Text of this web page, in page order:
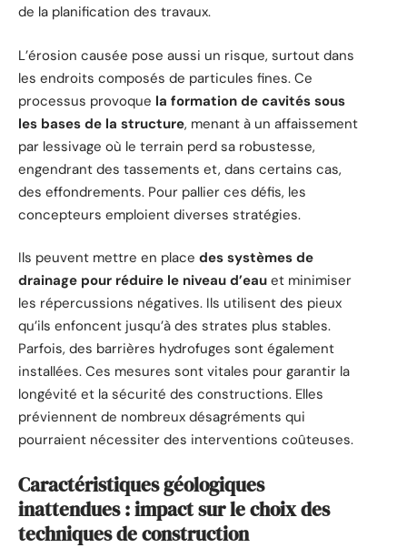
de la planification des travaux.
L’érosion causée pose aussi un risque, surtout dans
les endroits composés de particules fines. Ce
processus provoque la formation de cavités sous
les bases de la structure, menant à un affaissement
par lessivage où le terrain perd sa robustesse,
engendrant des tassements et, dans certains cas,
des effondrements. Pour pallier ces défis, les
concepteurs emploient diverses stratégies.
Ils peuvent mettre en place des systèmes de
drainage pour réduire le niveau d’eau et minimiser
les répercussions négatives. Ils utilisent des pieux
qu’ils enfoncent jusqu’à des strates plus stables.
Parfois, des barrières hydrofuges sont également
installées. Ces mesures sont vitales pour garantir la
longévité et la sécurité des constructions. Elles
préviennent de nombreux désagréments qui
pourraient nécessiter des interventions coûteuses.
Caractéristiques géologiques
inattendues : impact sur le choix des
techniques de construction